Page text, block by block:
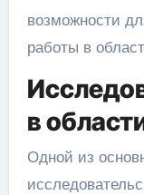
возможности
работы в
в
Одной из